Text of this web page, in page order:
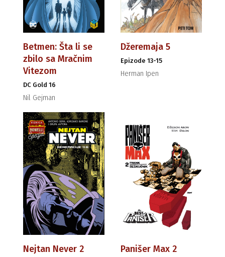
Betmen: Šta li se
zbilo sa Mračnim
Vitezom
DC Gold 16
Nil Gejman
Džeremaja 5
Epizode 13-15
Herman Ipen
Nejtan Never 2 Panišer Max 2